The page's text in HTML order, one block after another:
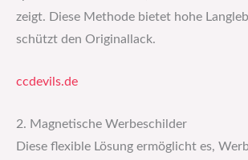
zeigt. Diese Methode bietet hohe
schützt den Originallack.
ccdevils.de
2. Magnetische Werbeschilder
Diese flexible Lösung ermöglicht es,